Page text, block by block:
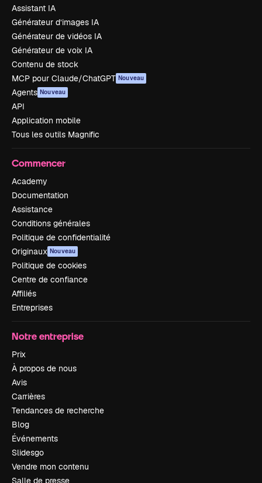
Assistant IA
Générateur d’images IA
Générateur de vidéos IA
Générateur de voix IA
Contenu de stock
MCP pour Claude/ChatGPT Nouveau
Agents Nouveau
API
Application mobile
Tous les outils Magnific
Commencer
Academy
Documentation
Assistance
Conditions générales
Politique de confidentialité
Originaux Nouveau
Politique de cookies
Centre de confiance
Affiliés
Entreprises
Notre entreprise
Prix
À propos de nous
Avis
Carrières
Tendances de recherche
Blog
Événements
Slidesgo
Vendre mon contenu
Salle de presse